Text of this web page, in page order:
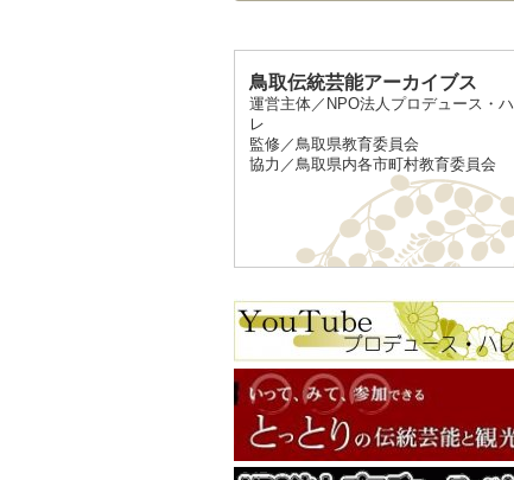
鳥取伝統芸能アーカイブス
運営主体／NPO法人プロデュース・ハ
レ
監修／鳥取県教育委員会
協力／鳥取県内各市町村教育委員会